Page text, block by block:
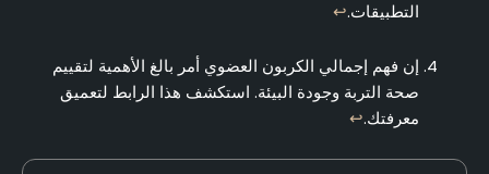
التطبيقات.↩
إن فهم إجمالي الكربون العضوي أمر بالغ الأهمية لتقييم
صحة التربة وجودة البيئة. استكشف هذا الرابط لتعميق
معرفتك.↩